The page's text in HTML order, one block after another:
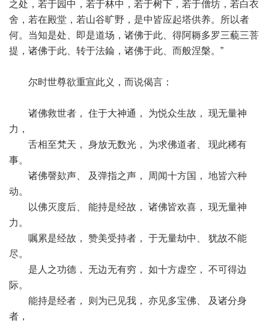
之处，若于园中，若于林中，若于树下，若于僧坊，若白衣
舍，若在殿堂，若山谷旷野，是中皆应起塔供养。所以者
何。当知是处、即是道场，诸佛于此、得阿耨多罗三藐三菩
提，诸佛于此、转于法錀，诸佛于此、而般涅槃。”
尔时世尊欲重宣此义，而说偈言：
诸佛救世者， 住于大神通， 为悦众生故， 现无量神
力，
舌相至梵天， 身放无数光， 为求佛道者、 现此稀有
事。
诸佛謦欬声、 及弹指之声， 周闻十方国， 地皆六种
动。
以佛灭度后、 能持是经故， 诸佛皆欢喜， 现无量神
力。
嘱累是经故， 赞美受持者， 于无量劫中、 犹故不能
尽。
是人之功德， 无边无有穷， 如十方虚空， 不可得边
际。
能持是经者， 则为已见我， 亦见多宝佛、 及诸分身
者，